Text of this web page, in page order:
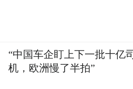
“中国车企盯上下一批十亿司
机，欧洲慢了半拍”